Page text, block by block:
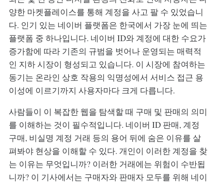
양한 마켓플레이스를 통해 계정을 사고 팔 수 있었습니
다. 인기 있는 네이버 플랫폼은 한국에서 가장 눈에 띄는
플랫폼 중 하나입니다. 네이버 ID와 계정에 대한 수요가
증가함에 따라 기존의 규범을 벗어나 운영되는 매력적
인 지하 시장이 형성되고 있습니다. 이 시장에 참여하는
동기는 온라인 상호 작용의 익명성에서 서비스 접근 용
이성에 이르기까지 사용자마다 크게 다릅니다.
사람들이 이 복잡한 웹을 탐색할 때 구매 및 판매의 의미
를 이해하는 것이 필수적입니다. 네이버 ID 판매, 계정
구매, 비실명 계정 거래 등의 용어 뒤에 숨은 이유를 살
펴봐야 현상을 이해할 수 있다. 개인이 이러한 계정을 찾
는 이유는 무엇입니까? 이러한 거래에는 위험이 수반됩
니까? 이 기사에서는 구매자와 판매자 모두를 위해 네이